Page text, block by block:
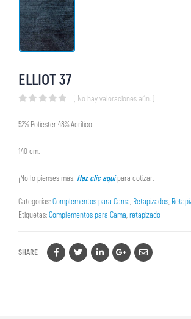
ELLIOT 37
( No hay valoraciones aún. )
52% Poliéster 48% Acrílico
140 cm.
¡No lo pienses más! Haz clic aquípara cotizar.
Categorías:Complementos para Cama, Retapizados,
Etiquetas:Complementos para Cama,retapizado
SHARE